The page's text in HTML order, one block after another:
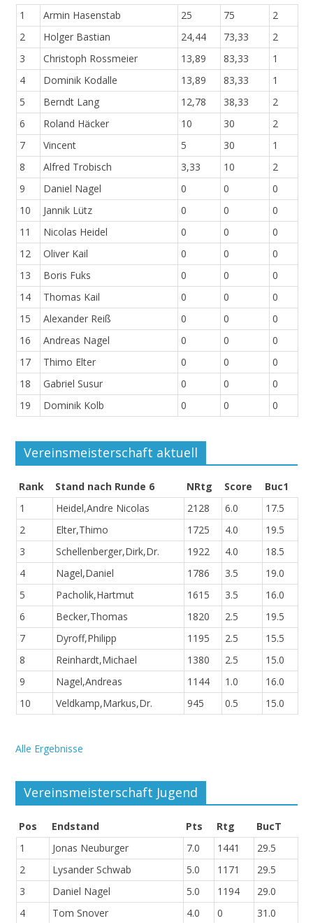
1
Armin Hasenstab 25 75
2
2
Holger Bastian 24,44 73,33
2
3
Christoph Rossmeier 13,89 83,33
1
4
Dominik Kodalle 13,89 83,33
1
5
Berndt Lang 12,78 38,33
2
6
Roland Häcker 10 30
2
7
Vincent 5 30
1
8
Alfred Trobisch 3,33 10
2
9
Daniel Nagel 0 0
0
10
Jannik Lütz 0 0
0
11
Nicolas Heidel 0 0
0
12
Oliver Kail 0 0
0
13
Boris Fuks 0 0
0
14
Thomas Kail 0 0
0
15
Alexander Reiß 0 0
0
16
Andreas Nagel 0 0
0
17
Thimo Elter 0 0
0
18
Gabriel Susur 0 0
0
19
Dominik Kolb 0 0 0
Vereinsmeisterschaft aktuell
Rank Stand nach Runde 6 NRtg Score
Buc1
1
Heidel,Andre Nicolas 2128 6.0
17.5
2
Elter,Thimo 1725 4.0
19.5
3
Schellenberger,Dirk,Dr. 1922 4.0
18.5
4
Nagel,Daniel 1786 3.5
19.0
5
Pacholik,Hartmut 1615 3.5
16.0
6
Becker,Thomas 1820 2.5
19.5
7
Dyroff,Philipp 1195 2.5
15.5
8
Reinhardt,Michael 1380 2.5
15.0
9
Nagel,Andreas 1144 1.0
16.0
10
Veldkamp,Markus,Dr. 945 0.5 15.0
Alle Ergebnisse
Vereinsmeisterschaft Jugend
Pos Endstand Pts Rtg
BucT
1
Jonas Neuburger 7.0 1441
29.5
2
Lysander Schwab 5.0 1171
29.5
3
Daniel Nagel 5.0 1194
29.0
4
Tom Snover 4.0 0
31.0